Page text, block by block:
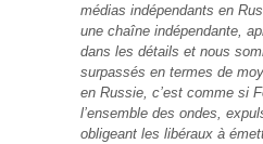
médias indépendants en
une chaîne indépendante,
dans les détails et nous
surpassés en termes de
en Russie, c’est comme si
l’ensemble des ondes,
obligeant les libéraux à